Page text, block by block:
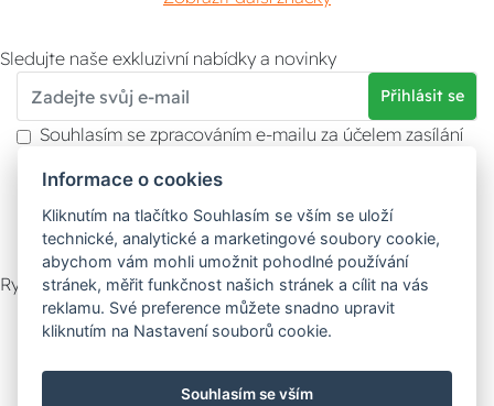
Sledujte naše exkluzivní nabídky a novinky
Přihlásit se
Souhlasím se zpracováním e-mailu za účelem zasílání
Více informací naleznete v
údajů . Souhlas můžete kdykoliv odvolat.
Rychlý kontakt
Zákaznický servis Vyzvednutí zboží
Informace o cookies
Kliknutím na tlačítko Souhlasím se vším se uloží
technické, analytické a marketingové soubory cookie,
abychom vám mohli umožnit pohodlné používání
stránek, měřit funkčnost našich stránek a cílit na vás
reklamu. Své preference můžete snadno upravit
kliknutím na Nastavení souborů cookie.
Souhlasím se vším